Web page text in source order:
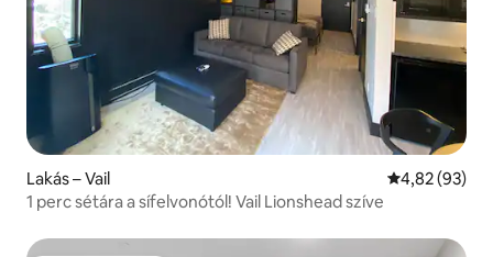
Lakás – Vail Átlagos
4,82 (93)
1 perc sétára a sífelvonótól! Vail Lionshead szíve